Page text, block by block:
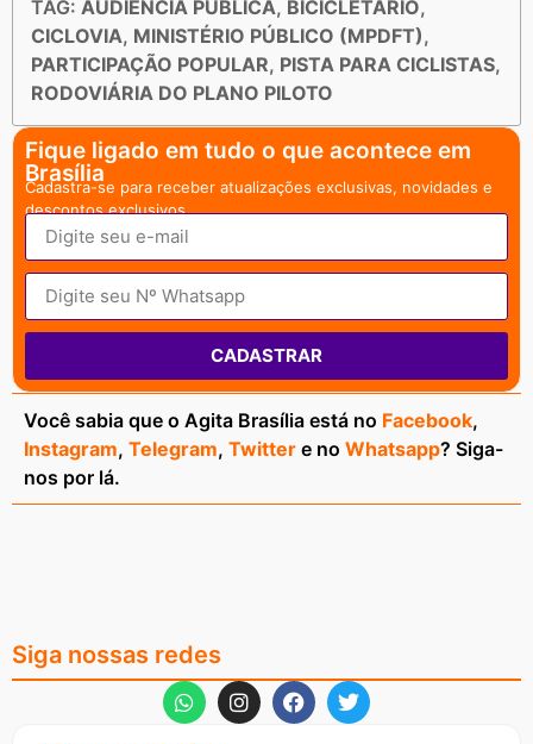
TAG: AUDIÊNCIA PÚBLICA, BICICLETÁRIO,
CICLOVIA, MINISTÉRIO PÚBLICO (MPDFT),
PARTICIPAÇÃO POPULAR, PISTA PARA CICLISTAS,
RODOVIÁRIA DO PLANO PILOTO
Fique ligado em tudo o que acontece em
Brasília
Cadastra-se para receber atualizações exclusivas, novidades e
descontos exclusivos.
CADASTRAR
Você sabia que o Agita Brasília está no Facebook,
Instagram, Telegram, Twitter e no Whatsapp? Siga-
nos por lá.
Siga nossas redes